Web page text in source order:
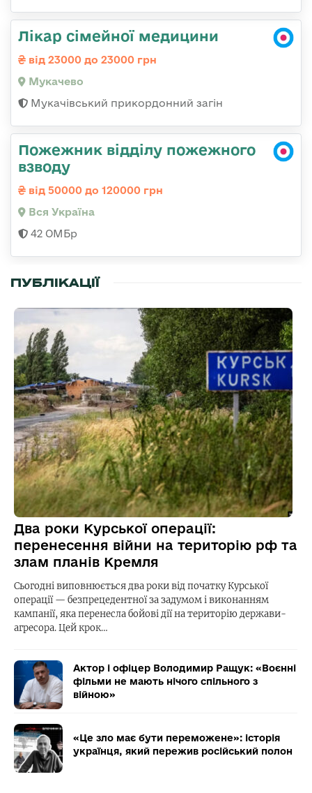
Лікар сімейної медицини
від 23000 до 23000 грн
Мукачево
Мукачівський прикордонний загін
Пожежник відділу пожежного
взводу
від 50000 до 120000 грн
Вся Україна
42 ОМБр
ПУБЛІКАЦІЇ
Два роки Курської операції:
перенесення війни на територію рф та
злам планів Кремля
Сьогодні виповнюється два роки від початку Курської
операції — безпрецедентної за задумом і виконанням
кампанії, яка перенесла бойові дії на територію держави-
агресора. Цей крок…
Актор і офіцер Володимир Ращук: «Воєнні
фільми не мають нічого спільного з
війною»
«Це зло має бути переможене»: історія
українця, який пережив російський полон